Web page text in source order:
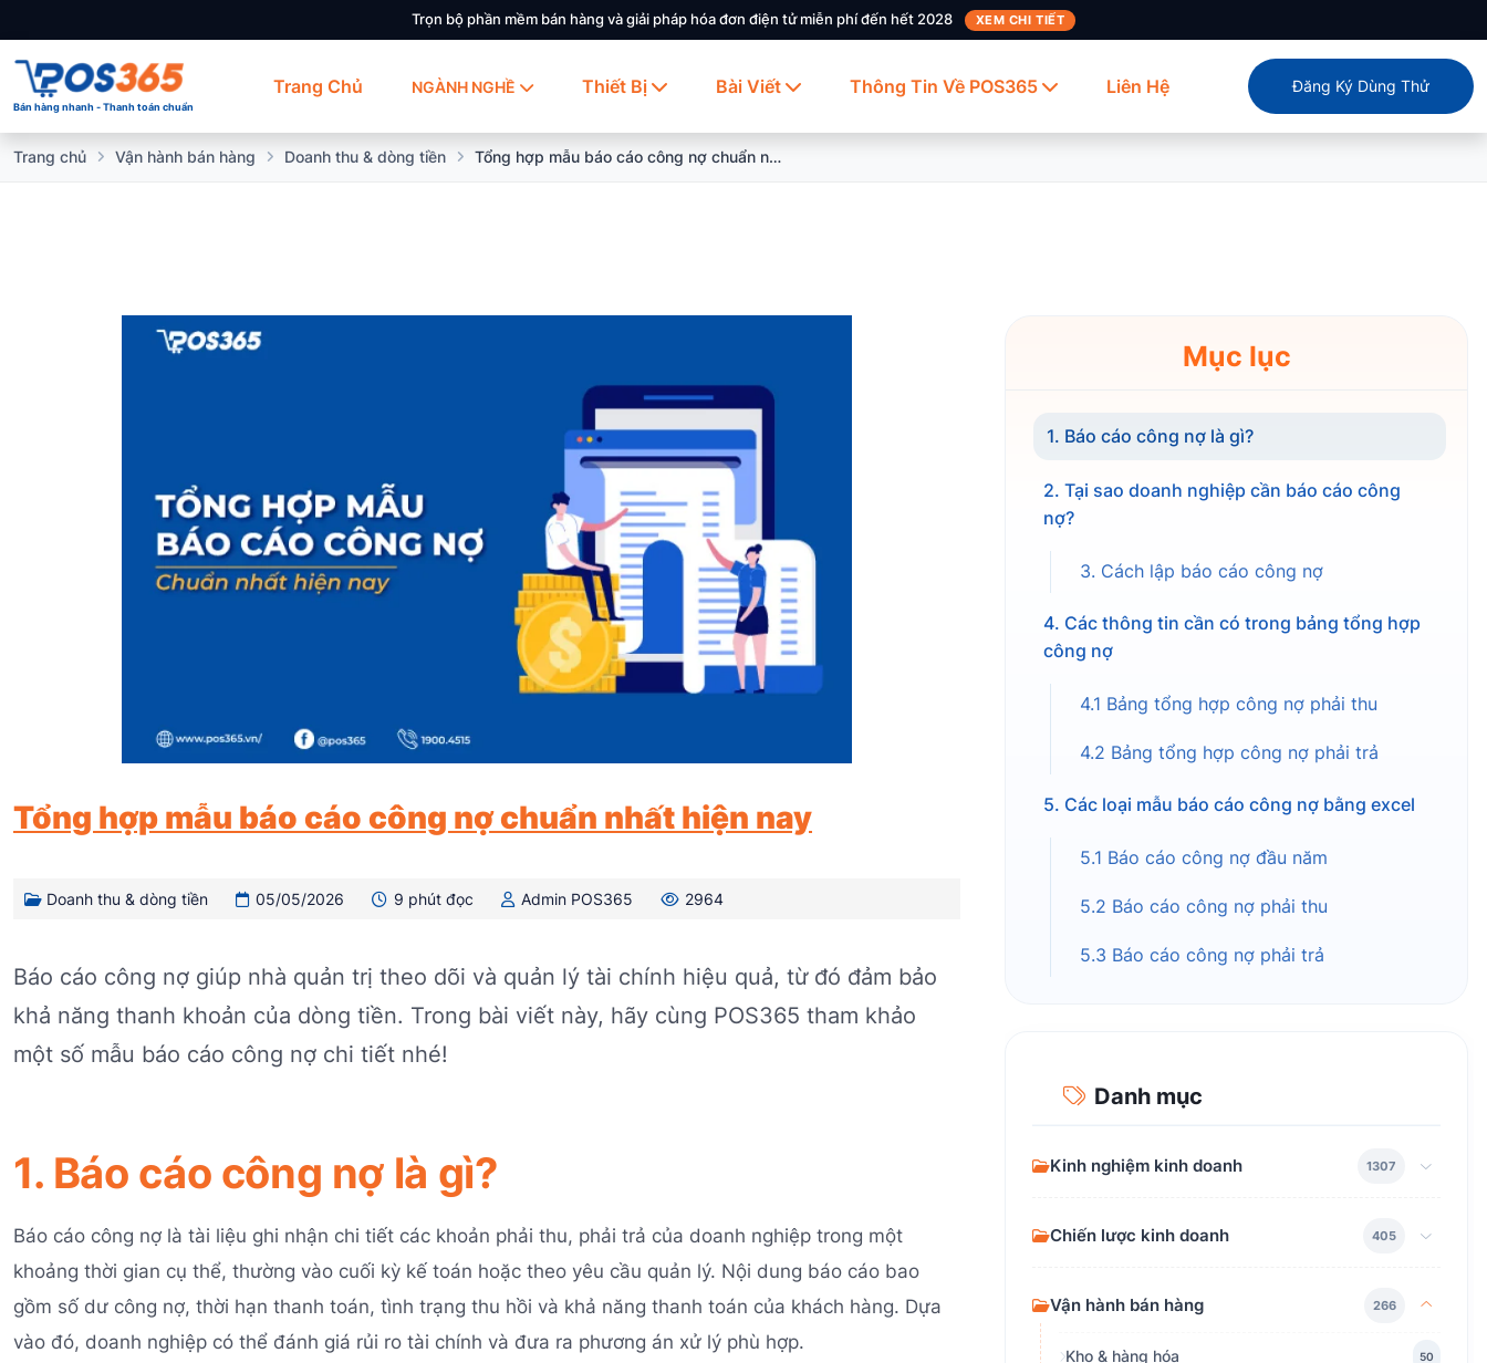
Trọn bộ phần mềm bán hàng và giải pháp hóa đơn điện tử miễn phí đến hết 2028 XEM CHI TIẾT
Bán hàng nhanh - Thanh toán chuẩn
Trang Chủ NGÀNH NGHỀ Thiết Bị Bài Viết Thông Tin Về POS365 Liên Hệ Đăng Ký Dùng Thử
Trang chủ Vận hành bán hàng Doanh thu & dòng tiền Tổng hợp mẫu báo cáo công nợ chuẩn nhất hiện nay
Tổng hợp mẫu báo cáo công nợ chuẩn nhất hiện nay
Doanh thu & dòng tiền 05/05/2026 9 phút đọc Admin POS365 2964
Báo cáo công nợ giúp nhà quản trị theo dõi và quản lý tài chính hiệu quả, từ đó đảm bảo
khả năng thanh khoản của dòng tiền. Trong bài viết này, hãy cùng POS365 tham khảo
một số mẫu báo cáo công nợ chi tiết nhé!
1. Báo cáo công nợ là gì?
Báo cáo công nợ là tài liệu ghi nhận chi tiết các khoản phải thu, phải trả của doanh nghiệp trong một
khoảng thời gian cụ thể, thường vào cuối kỳ kế toán hoặc theo yêu cầu quản lý. Nội dung báo cáo bao
gồm số dư công nợ, thời hạn thanh toán, tình trạng thu hồi và khả năng thanh toán của khách hàng. Dựa
vào đó, doanh nghiệp có thể đánh giá rủi ro tài chính và đưa ra phương án xử lý phù hợp.
Mục lục
1. Báo cáo công nợ là gì?
2. Tại sao doanh nghiệp cần báo cáo công
nợ?
3. Cách lập báo cáo công nợ
4. Các thông tin cần có trong bảng tổng hợp
công nợ
4.1 Bảng tổng hợp công nợ phải thu
4.2 Bảng tổng hợp công nợ phải trả
5. Các loại mẫu báo cáo công nợ bằng excel
5.1 Báo cáo công nợ đầu năm
5.2 Báo cáo công nợ phải thu
5.3 Báo cáo công nợ phải trả
Danh mục
Kinh nghiệm kinh doanh 1307
Chiến lược kinh doanh 405
Vận hành bán hàng 266
Kho & hàng hóa 50